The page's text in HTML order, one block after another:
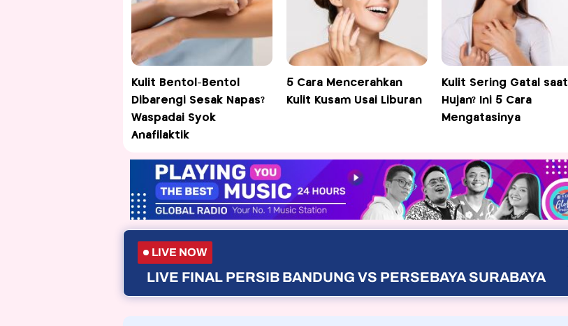
Kulit Bentol-Bentol
Dibarengi Sesak Napas?
Waspadai Syok
Anafilaktik
5 Cara Mencerahkan
Kulit Kusam Usai Liburan
Kulit Sering Gatal saat
Hujan? Ini 5 Cara
Mengatasinya
LIVE NOW
LIVE FINAL PERSIB BANDUNG VS PERSEBAYA SURABAYA